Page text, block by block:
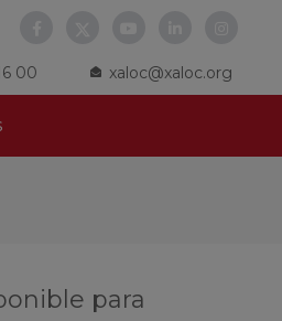
00 xaloc@xaloc.org
para